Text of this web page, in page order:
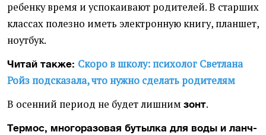
ребенку время и успокаивают родителей. В старших
классах полезно иметь электронную книгу, планшет,
ноутбук.
Читай также: Скоро в школу: психолог Светлана
Ройз подсказала, что нужно сделать родителям
В осенний период не будет лишним зонт.
Термос, многоразовая бутылка для воды и ланч-